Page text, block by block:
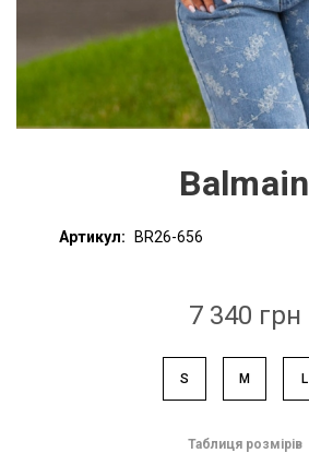
Balmain
Артикул: BR26-656
7 340 грн
S M L
Таблиця розмірів